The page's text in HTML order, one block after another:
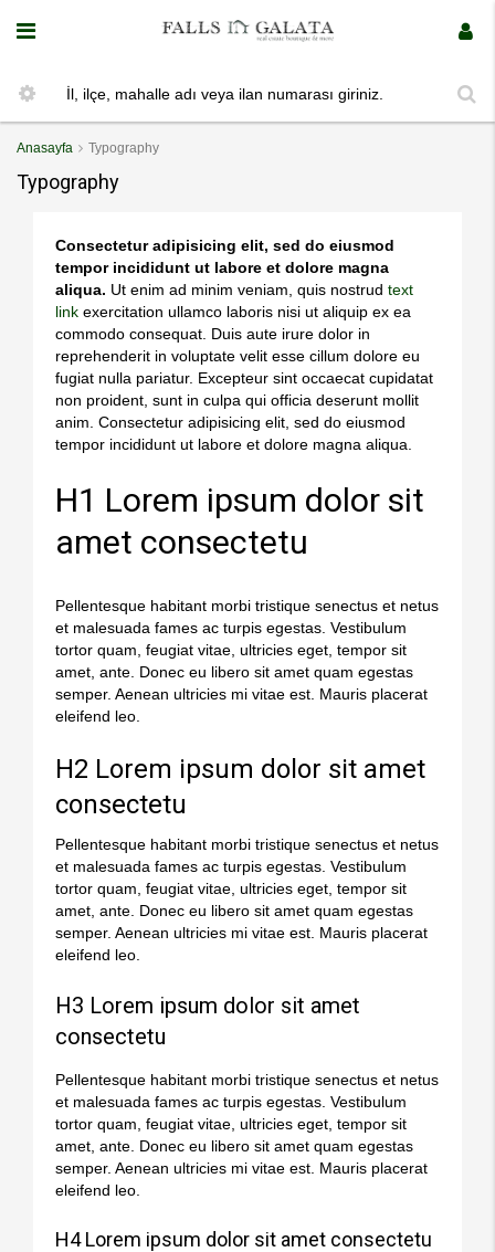
Anasayfa Typography
Typography
Consectetur adipisicing elit, sed do eiusmod
tempor incididunt ut labore et dolore magna
aliqua. Ut enim ad minim veniam, quis nostrud text
link exercitation ullamco laboris nisi ut aliquip ex ea
commodo consequat. Duis aute irure dolor in
reprehenderit in voluptate velit esse cillum dolore eu
fugiat nulla pariatur. Excepteur sint occaecat cupidatat
non proident, sunt in culpa qui officia deserunt mollit
anim. Consectetur adipisicing elit, sed do eiusmod
tempor incididunt ut labore et dolore magna aliqua.
H1 Lorem ipsum dolor sit
amet consectetu
Pellentesque habitant morbi tristique senectus et netus
et malesuada fames ac turpis egestas. Vestibulum
tortor quam, feugiat vitae, ultricies eget, tempor sit
amet, ante. Donec eu libero sit amet quam egestas
semper. Aenean ultricies mi vitae est. Mauris placerat
eleifend leo.
H2 Lorem ipsum dolor sit amet
consectetu
Pellentesque habitant morbi tristique senectus et netus
et malesuada fames ac turpis egestas. Vestibulum
tortor quam, feugiat vitae, ultricies eget, tempor sit
amet, ante. Donec eu libero sit amet quam egestas
semper. Aenean ultricies mi vitae est. Mauris placerat
eleifend leo.
H3 Lorem ipsum dolor sit amet
consectetu
Pellentesque habitant morbi tristique senectus et netus
et malesuada fames ac turpis egestas. Vestibulum
tortor quam, feugiat vitae, ultricies eget, tempor sit
amet, ante. Donec eu libero sit amet quam egestas
semper. Aenean ultricies mi vitae est. Mauris placerat
eleifend leo.
H4 Lorem ipsum dolor sit amet consectetu